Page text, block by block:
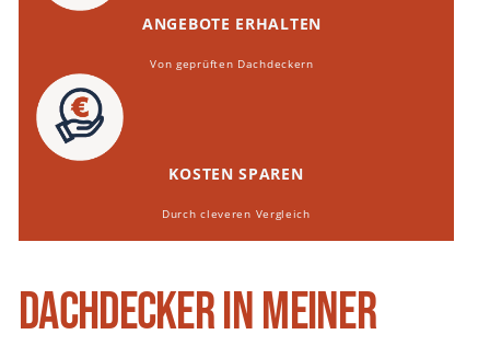
ANGEBOTE ERHALTEN
Von geprüften Dachdeckern
KOSTEN SPAREN
Durch cleveren Vergleich
Dachdecker in meiner